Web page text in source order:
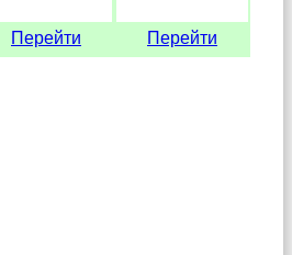
Перейти Перейти